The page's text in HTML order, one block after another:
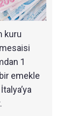
kuru
1
emekle